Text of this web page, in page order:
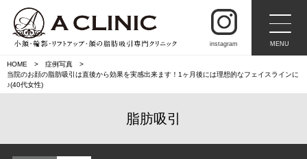
instagram MENU
HOME
症例写真
当院のお顔の脂肪吸引は直後から効果を実感出来ます！1ヶ月後には理想的なフェイスラインに
♪(40代女性)
脂肪吸引